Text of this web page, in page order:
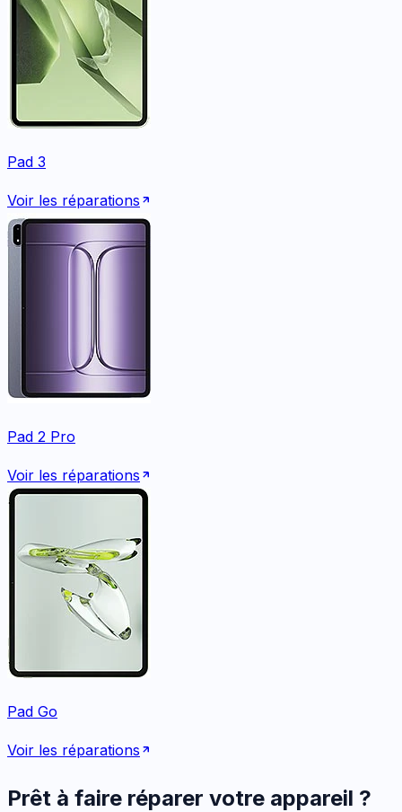
Pad 3
Voir les réparations
Pad 2 Pro
Voir les réparations
Pad Go
Voir les réparations
Prêt à faire réparer votre appareil ?